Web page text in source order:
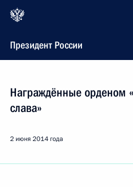
Президент России
Награждённые орденом
слава»
2 июня 2014 года